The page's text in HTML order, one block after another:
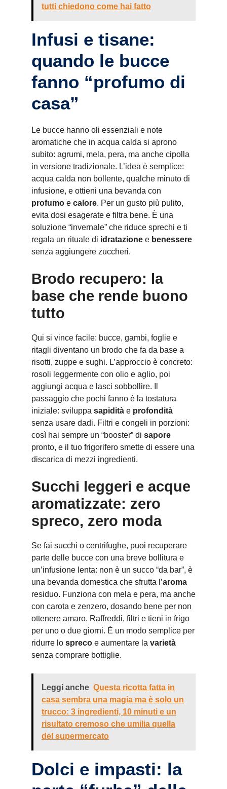
tutti chiedono come hai fatto
Infusi e tisane:
quando le bucce
fanno “profumo di
casa”
Le bucce hanno oli essenziali e note
aromatiche che in acqua calda si aprono
subito: agrumi, mela, pera, ma anche cipolla
in versione tradizionale. L’idea è semplice:
acqua calda non bollente, qualche minuto di
infusione, e ottieni una bevanda con
profumo e calore. Per un gusto più pulito,
evita dosi esagerate e filtra bene. È una
soluzione “invernale” che riduce sprechi e ti
regala un rituale di idratazione e benessere
senza aggiungere zuccheri.
Brodo recupero: la
base che rende buono
tutto
Qui si vince facile: bucce, gambi, foglie e
ritagli diventano un brodo che fa da base a
risotti, zuppe e sughi. L’approccio è concreto:
rosoli leggermente con olio e aglio, poi
aggiungi acqua e lasci sobbollire. Il
passaggio che pochi fanno è la tostatura
iniziale: sviluppa sapidità e profondità
senza usare dadi. Filtri e congeli in porzioni:
così hai sempre un “booster” di sapore
pronto, e il tuo frigorifero smette di essere una
discarica di mezzi ingredienti.
Succhi leggeri e acque
aromatizzate: zero
spreco, zero moda
Se fai succhi o centrifughe, puoi recuperare
parte delle bucce con una breve bollitura e
un’infusione lenta: non è un succo “da bar”, è
una bevanda domestica che sfrutta l’aroma
residuo. Funziona con mela e pera, ma anche
con carota e zenzero, dosando bene per non
ottenere amaro. Raffreddi, filtri e tieni in frigo
per uno o due giorni. È un modo semplice per
ridurre lo spreco e aumentare la varietà
senza comprare bottiglie.
Leggi anche Questa ricotta fatta in
casa sembra una magia ma è solo un
trucco: 3 ingredienti, 10 minuti e un
risultato cremoso che umilia quella
del supermercato
Dolci e impasti: la